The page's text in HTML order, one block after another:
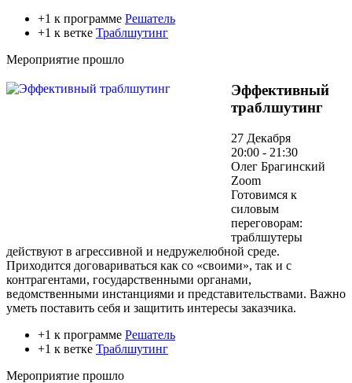
+1 к программе Решатель
+1 к ветке Траблшутинг
Мероприятие прошло
Эффективный
траблшутинг
27 Декабря
20:00 - 21:30
Олег Брагинский
Zoom
Готовимся к
силовым
переговорам:
траблшутеры
действуют в агрессивной и недружелюбной среде.
Приходится договариваться как со «своими», так и с
контрагентами, государственными органами,
ведомственными инстанциями и представительствами. Важно
уметь поставить себя и защитить интересы заказчика.
+1 к программе Решатель
+1 к ветке Траблшутинг
Мероприятие прошло